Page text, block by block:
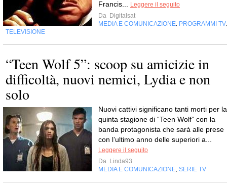
Francis...
Leggere il seguito
Da Digitalsat
MEDIA E COMUNICAZIONE PROGRAMMI TV
TELEVISIONE
“Teen Wolf 5”: scoop su amicizie in
difficoltà, nuovi nemici, Lydia e non
solo
Nuovi cattivi significano tanti morti per la
quinta stagione di “Teen Wolf” con la
banda protagonista che sarà alle prese
con l’ultimo anno delle superiori a...
Leggere il seguito
Da Linda93
MEDIA E COMUNICAZIONE SERIE TV